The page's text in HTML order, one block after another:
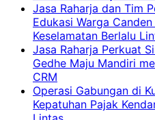
Jasa Raharja dan Tim
Edukasi Warga
Keselamatan Berlalu
Jasa Raharja Perkuat
Gedhe Maju Mandiri
CRM
Operasi Gabungan di
Kepatuhan Pajak